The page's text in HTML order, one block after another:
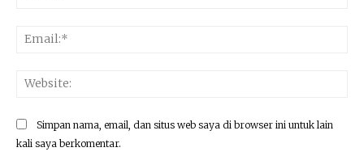
Simpan nama, email, dan situs web saya di browser ini untuk lain
kali saya berkomentar.